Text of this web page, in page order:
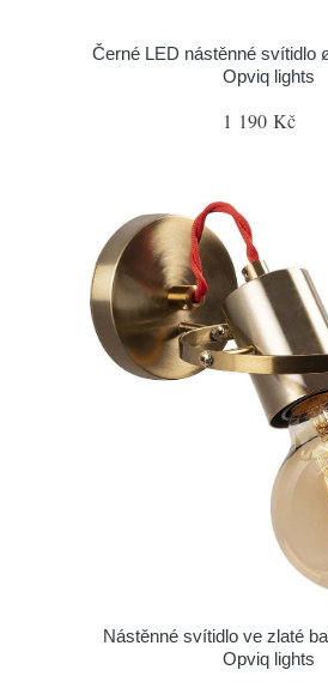
Černé LED nástěnné svítidlo
Opviq lights
1 190 Kč
Nástěnné svítidlo ve zlaté
Opviq lights